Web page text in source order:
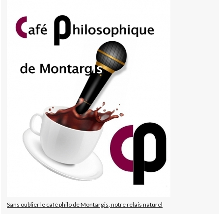
Sans oublier le café philo de Montargis, notre relais naturel